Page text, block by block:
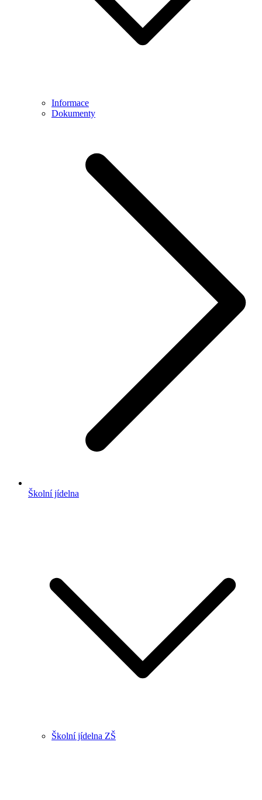
Informace
Dokumenty
Školní jídelna
Školní jídelna ZŠ